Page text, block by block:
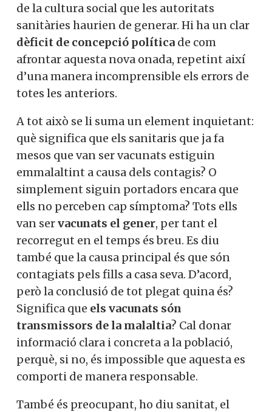
de la cultura social que les autoritats
sanitàries haurien de generar. Hi ha un clar
dèficit de concepció política de com
afrontar aquesta nova onada, repetint així
d’una manera incomprensible els errors de
totes les anteriors.
A tot això se li suma un element inquietant:
què significa que els sanitaris que ja fa
mesos que van ser vacunats estiguin
emmalaltint a causa dels contagis? O
simplement siguin portadors encara que
ells no perceben cap símptoma? Tots ells
van servacunats el gener, per tant el
recorregut en el temps és breu. Es diu
també que la causa principal és que són
contagiats pels fills a casa seva. D’acord,
però la conclusió de tot plegat quina és?
Significa que els vacunats són
transmissors de la malaltia? Cal donar
informació clara i concreta a la població,
perquè, si no, és impossible que aquesta es
comporti de manera responsable.
També és preocupant, ho diu sanitat, el